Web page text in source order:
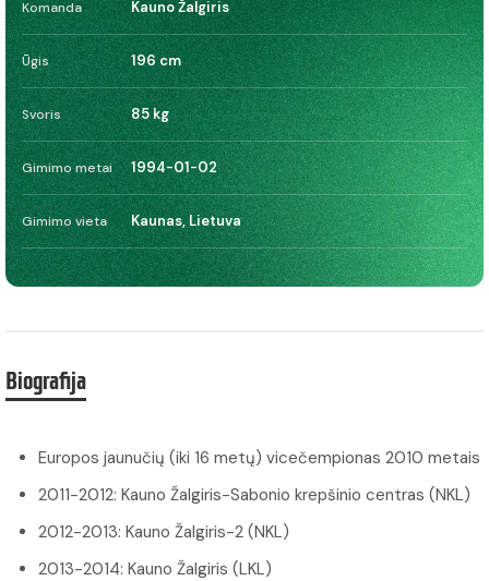
Komanda Kauno Žalgiris
Ūgis 196 cm
Svoris 85 kg
Gimimo metai 1994-01-02
Gimimo vieta Kaunas, Lietuva
Biografija
Europos jaunučių (iki 16 metų) vicečempionas 2010 metais
2011-2012: Kauno Žalgiris-Sabonio krepšinio centras (NKL)
2012-2013: Kauno Žalgiris-2 (NKL)
2013-2014: Kauno Žalgiris (LKL)